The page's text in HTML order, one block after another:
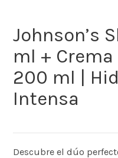
Johnson’s
ml +
200 ml |
Intensa
Descubre el dúo